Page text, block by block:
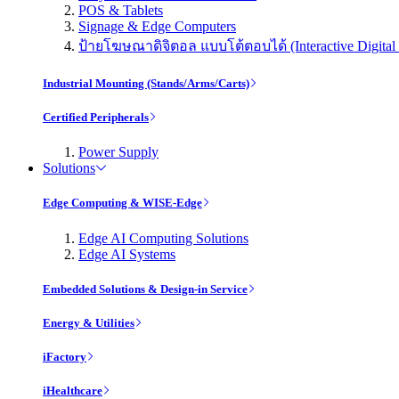
POS & Tablets
Signage & Edge Computers
ป้ายโฆษณาดิจิตอล แบบโต้ตอบได้ (Interactive Digital
Industrial Mounting (Stands/Arms/Carts)
Certified Peripherals
Power Supply
Solutions
Edge Computing & WISE-Edge
Edge AI Computing Solutions
Edge AI Systems
Embedded Solutions & Design-in Service
Energy & Utilities
iFactory
iHealthcare